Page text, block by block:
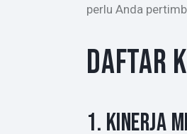
perlu Anda
DAFTAR
1. KINERJA